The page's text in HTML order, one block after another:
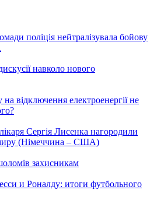
поліція нейтралізувала бойову
навколо нового
відключення електроенергії не
Сергія Лисенка нагородили
(Німеччина – США)
захисникам
и Роналду: итоги футбольного